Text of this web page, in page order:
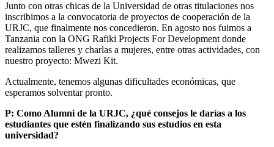
Junto con otras chicas de la Universidad de otras titulaciones nos
inscribimos a la convocatoria de proyectos de cooperación de la
URJC, que finalmente nos concedieron. En agosto nos fuimos a
Tanzania con la ONG Rafiki Projects For Development donde
realizamos talleres y charlas a mujeres, entre otras actividades, con
nuestro proyecto: Mwezi Kit.
Actualmente, tenemos algunas dificultades económicas, que
esperamos solventar pronto.
P: Como Alumni de la URJC, ¿qué consejos le darías a los
estudiantes que estén finalizando sus estudios en esta
universidad?